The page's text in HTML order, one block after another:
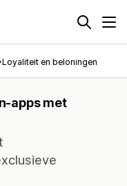
Loyaliteit en beloningen
apps met